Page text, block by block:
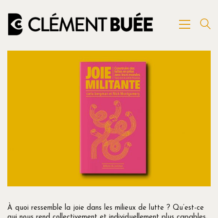
À quoi ressemble la joie dans les milieux de lutte ? Qu’est-ce